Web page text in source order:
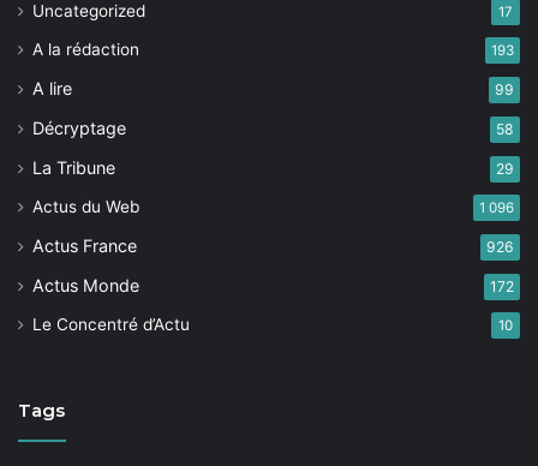
pris la pré­cau­tion d’obtenir
pour ses encad­rants bénév­oles
(par le biais de la
ont suivi la for­ma­tion
a­teur mobil­ité à vélo).
Tout va bien tant qu’on reste
c’est au moment de sor­tir sur la
Uncategorized 17
A la rédaction 193
A lire 99
Décryptage 58
La Tribune 29
Actus du Web 1 096
Actus France 926
Actus Monde 172
Le Concentré d’Actu 10
Tags